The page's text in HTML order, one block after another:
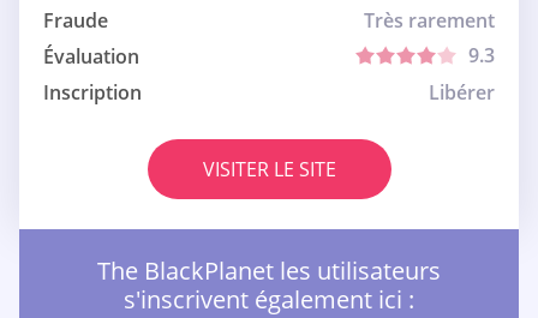
Fraude
Très rarement
Évaluation
9.3
Inscription
Libérer
VISITER LE SITE
The BlackPlanet les utilisateurs
s'inscrivent également ici :